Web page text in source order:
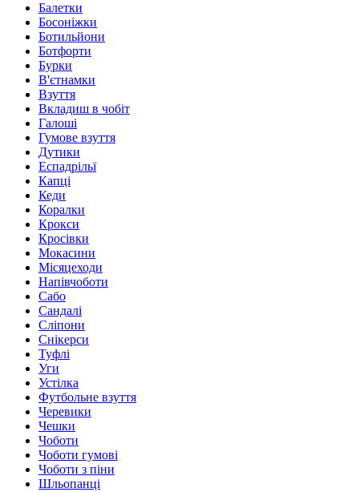
Балетки
Босоніжки
Ботильйони
Ботфорти
Бурки
В'єтнамки
Взуття
Вкладиш в чобіт
Галоші
Гумове взуття
Дутики
Еспадрільї
Капці
Кеди
Коралки
Крокси
Кросівки
Мокасини
Місяцеходи
Напівчоботи
Сабо
Сандалі
Сліпони
Снікерси
Туфлі
Уги
Устілка
Футбольне взуття
Черевики
Чешки
Чоботи
Чоботи гумові
Чоботи з піни
Шльопанці